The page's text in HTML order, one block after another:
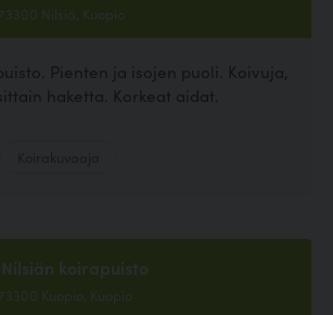
Nilsiä, Kuopio
Pienten ja isojen puoli. Koivuja,
haketta. Korkeat aidat.
koirapuisto
Kuopio, Kuopio